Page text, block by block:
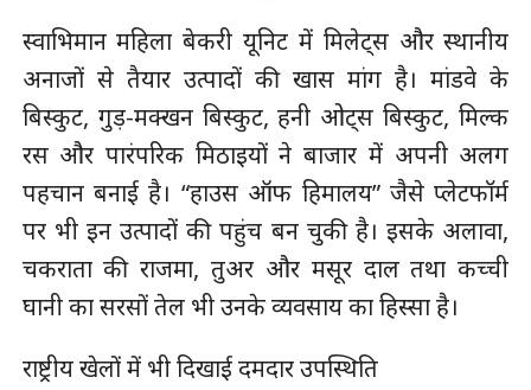
स्वाभिमान महिला बेकरी यूनिट में मिलेट्स और स्थानीय
अनाजों से तैयार उत्पादों की खास मांग है। मांडवे के
बिस्कुट, गुड़-मक्खन बिस्कुट, हनी ओट्स बिस्कुट, मिल्क
रस और पारंपरिक मिठाइयों ने बाजार में अपनी अलग
पहचान बनाई है। “हाउस ऑफ हिमालय” जैसे प्लेटफॉर्म
पर भी इन उत्पादों की पहुंच बन चुकी है। इसके अलावा,
चकराता की राजमा, तुअर और मसूर दाल तथा कच्ची
घानी का सरसों तेल भी उनके व्यवसाय का हिस्सा है।
राष्ट्रीय खेलों में भी दिखाई दमदार उपस्थिति